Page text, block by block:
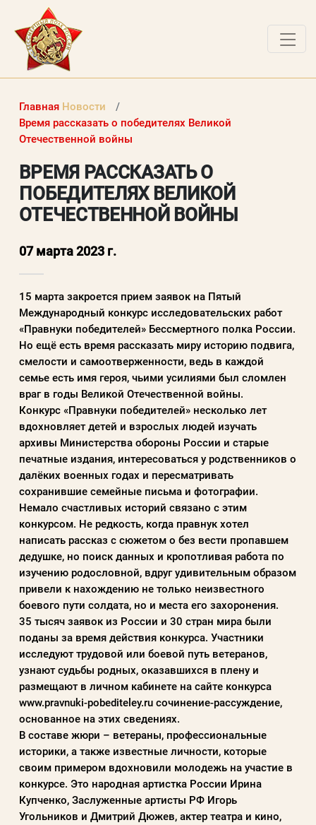
О ПРОЕКТЕ
РАБОТЫ ПОБЕДИТЕЛЕЙ
ВОПРОСЫ
Логин (электронная почта)
Пароль
Заполняя данную форму вы соглашаетесь с
политикой конфиденциальности
сайта
ВОЙТИ
Регистрация Забыли пароль?
Главная Новости
Время рассказать о победителях Великой
Отечественной войны
ВРЕМЯ РАССКАЗАТЬ О
ПОБЕДИТЕЛЯХ ВЕЛИКОЙ
ОТЕЧЕСТВЕННОЙ ВОЙНЫ
07 марта 2023 г.
15 марта закроется прием заявок на Пятый
Международный конкурс исследовательских работ
«Правнуки победителей» Бессмертного полка России.
Но ещё есть время рассказать миру историю подвига,
смелости и самоотверженности, ведь в каждой
семье есть имя героя, чьими усилиями был сломлен
враг в годы Великой Отечественной войны.
Конкурс «Правнуки победителей» несколько лет
вдохновляет детей и взрослых людей изучать
архивы Министерства обороны России и старые
печатные издания, интересоваться у родственников о
далёких военных годах и пересматривать
сохранившие семейные письма и фотографии.
Немало счастливых историй связано с этим
конкурсом. Не редкость, когда правнук хотел
написать рассказ с сюжетом о без вести пропавшем
дедушке, но поиск данных и кропотливая работа по
изучению родословной, вдруг удивительным образом
привели к нахождению не только неизвестного
боевого пути солдата, но и места его захоронения.
35 тысяч заявок из России и 30 стран мира были
поданы за время действия конкурса. Участники
исследуют трудовой или боевой путь ветеранов,
узнают судьбы родных, оказавшихся в плену и
размещают в личном кабинете на сайте конкурса
www.pravnuki-pobediteley.ru сочинение-рассуждение,
основанное на этих сведениях.
В составе жюри – ветераны, профессиональные
историки, а также известные личности, которые
своим примером вдохновили молодежь на участие в
конкурсе. Это народная артистка России Ирина
Купченко, Заслуженные артисты РФ Игорь
Угольников и Дмитрий Дюжев, актер театра и кино,